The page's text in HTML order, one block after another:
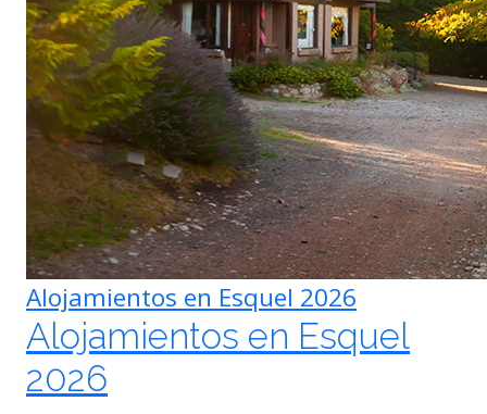
Alojamientos en Esquel 2026
Alojamientos en Esquel
2026